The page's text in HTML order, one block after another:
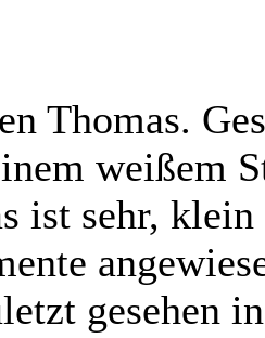
Thomas.
weißem
ist sehr,
gesehen